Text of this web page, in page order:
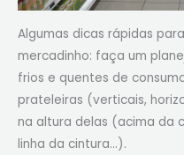
Algumas dicas rápidas
mercadinho: faça um
frios e quentes de
prateleiras (verticais,
na altura delas (acima da
linha da cintura…).